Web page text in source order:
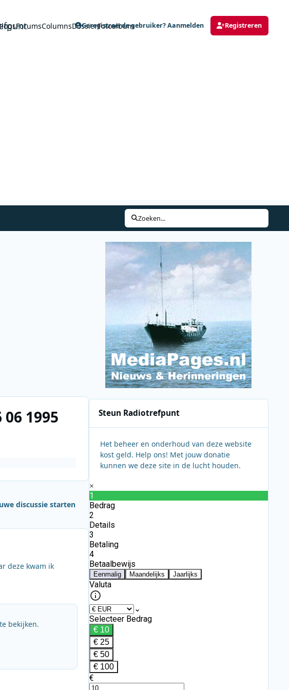
ForumsColumnsDossierFotoalbum
Geregistreerde gebruiker? Aanmelden Registreren
Zoeken...
1995
discussie starten
deze kwam ik
bekijken.
Steun Radiotrefpunt
Het beheer en onderhoud van deze website
kost geld. Help ons! Met jouw donatie
kunnen we deze site in de lucht houden.